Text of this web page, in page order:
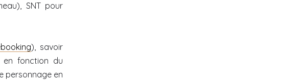
SNT pour
), savoir
en fonction du
personnage en